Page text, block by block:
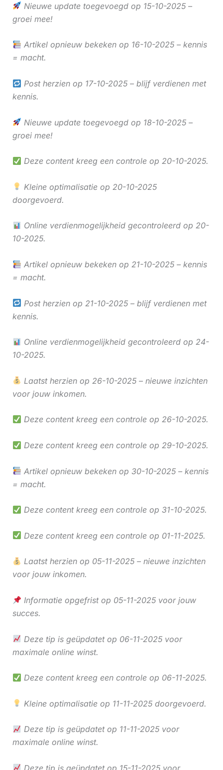
Nieuwe update toegevoegd op 15-10-2025 –
groei mee!
Artikel opnieuw bekeken op 16-10-2025 – kennis
= macht.
Post herzien op 17-10-2025 – blijf verdienen met
kennis.
Nieuwe update toegevoegd op 18-10-2025 –
groei mee!
Deze content kreeg een controle op 20-10-2025.
Kleine optimalisatie op 20-10-2025
doorgevoerd.
Online verdienmogelijkheid gecontroleerd op 20-
10-2025.
Artikel opnieuw bekeken op 21-10-2025 – kennis
= macht.
Post herzien op 21-10-2025 – blijf verdienen met
kennis.
Online verdienmogelijkheid gecontroleerd op 24-
10-2025.
Laatst herzien op 26-10-2025 – nieuwe inzichten
voor jouw inkomen.
Deze content kreeg een controle op 26-10-2025.
Deze content kreeg een controle op 29-10-2025.
Artikel opnieuw bekeken op 30-10-2025 – kennis
= macht.
Deze content kreeg een controle op 31-10-2025.
Deze content kreeg een controle op 01-11-2025.
Laatst herzien op 05-11-2025 – nieuwe inzichten
voor jouw inkomen.
Informatie opgefrist op 05-11-2025 voor jouw
succes.
Deze tip is geüpdatet op 06-11-2025 voor
maximale online winst.
Deze content kreeg een controle op 06-11-2025.
Kleine optimalisatie op 11-11-2025 doorgevoerd.
Deze tip is geüpdatet op 11-11-2025 voor
maximale online winst.
Deze tip is geüpdatet op 15-11-2025 voor